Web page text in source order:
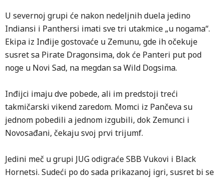
U severnoj grupi će nakon nedeljnih duela jedino
Indiansi i Panthersi imati sve tri utakmice „u nogama“.
Ekipa iz Inđije gostovaće u Zemunu, gde ih očekuje
susret sa Pirate Dragonsima, dok će Panteri put pod
noge u Novi Sad, na megdan sa Wild Dogsima.
Inđijci imaju dve pobede, ali im predstoji treći
takmičarski vikend zaredom. Momci iz Pančeva su
jednom pobedili a jednom izgubili, dok Zemunci i
Novosađani, čekaju svoj prvi trijumf.
Jedini meč u grupi JUG odigraće SBB Vukovi i Black
Hornetsi. Sudeći po do sada prikazanoj igri, susret bi se